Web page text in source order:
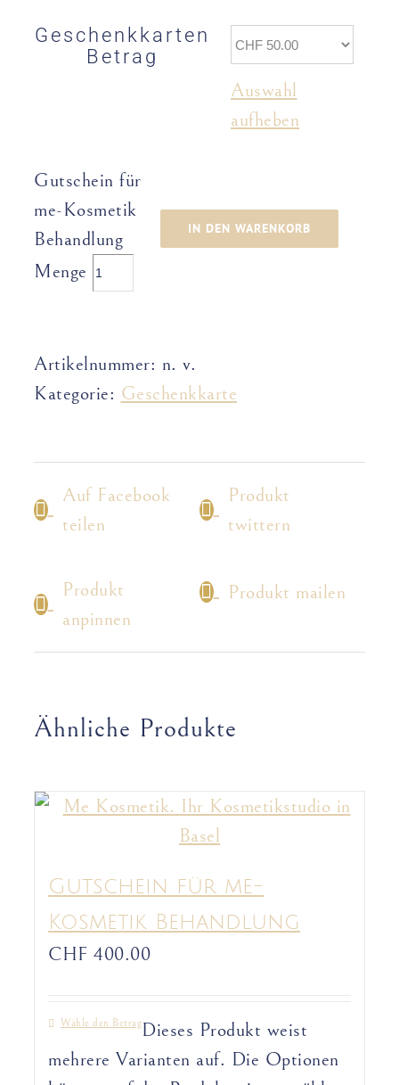
Geschenkkarten
Betrag
Auswahl
aufheben
Gutschein für
me-Kosmetik
Behandlung
Menge
IN DEN WARENKORB
Artikelnummer: n. v.
Kategorie: Geschenkkarte
Auf Facebook
teilen
Produkt
twittern
Produkt
anpinnen
Produkt mailen
Ähnliche Produkte
Gutschein für me-
Kosmetik Behandlung
CHF 400.00
Wähle den BetragDieses Produkt weist
mehrere Varianten auf. Die Optionen